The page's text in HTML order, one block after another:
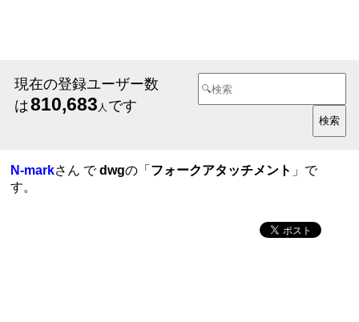
現在の登録ユーザー数
は810,683 人 です
N-markさん でdwgの「 フォークアタッチメント 」で
す。